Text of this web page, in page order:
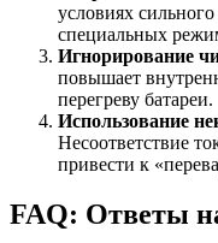
условиях
специальных
Игнорирование
повышает
перегреву батареи.
Использование
Несоответствие
привести к
FAQ: Ответы